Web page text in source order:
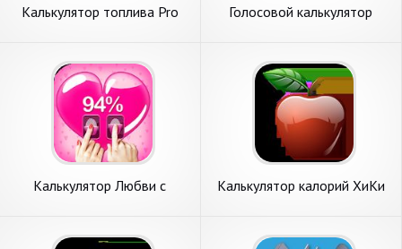
Калькулятор топлива Pro Голосовой калькулятор
Калькулятор Любви с
Калькулятор калорий ХиКи